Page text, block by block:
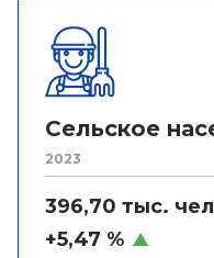
Сельское
2023
396,70 тыс.
+5,47 %